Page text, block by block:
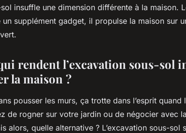
sol insuffle une dimension différente à la maison.
supplément gadget, il propulse la maison sur
rendent l’excavation sous-sol
la maison ?
pousser les murs, ça trotte dans l’esprit quand
de rogner sur votre jardin ou de négocier avec
alors, quelle alternative ? L’excavation sous-sol